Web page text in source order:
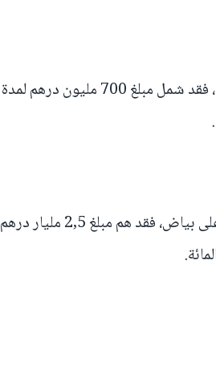
أما التوظيف الرابع، وهو كذلك عن طريق إعادة الشراء، فقد شمل مبلغ 700 مليون درهم لمدة
وفي ما يتعلق بالتوظيف الخامس والأخير، والذي تم على بياض، فقد هم مبلغ 2,5 مليار درهم